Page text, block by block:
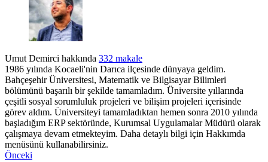
Umut Demirci hakkında 332 makale
1986 yılında Kocaeli'nin Darıca ilçesinde dünyaya geldim.
Bahçeşehir Üniversitesi, Matematik ve Bilgisayar Bilimleri
bölümünü başarılı bir şekilde tamamladım. Üniversite yıllarında
çeşitli sosyal sorumluluk projeleri ve bilişim projeleri içerisinde
görev aldım. Üniversiteyi tamamladıktan hemen sonra 2010 yılında
başladığım ERP sektöründe, Kurumsal Uygulamalar Müdürü olarak
çalışmaya devam etmekteyim. Daha detaylı bilgi için Hakkımda
menüsünü kullanabilirsiniz.
Önceki